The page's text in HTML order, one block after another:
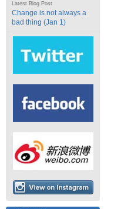
Latest Blog Post
Change is not always a
bad thing (Jan 1)